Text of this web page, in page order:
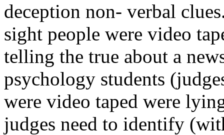
deception non- verbal
sight people were video
telling the true about a
psychology students
were video taped were
judges need to identify